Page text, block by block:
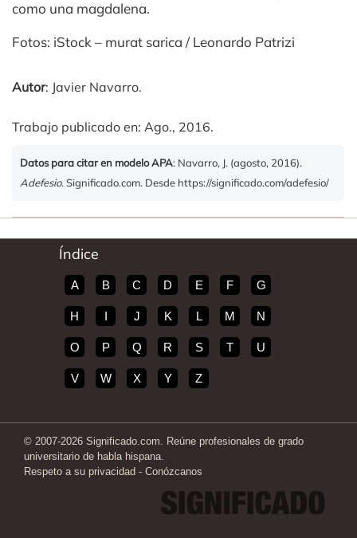
como una magdalena.
Fotos: iStock – murat sarica / Leonardo Patrizi
Autor: Javier Navarro.
Trabajo publicado en: Ago., 2016.
Datos para citar en modelo APA: Navarro, J. (agosto, 2016).
Adefesio. Significado.com. Desde https://significado.com/adefesio/
Índice
A B C D E F G
H J K L M N
O P Q R S T U
V W X Y Z
© 2007-2026 Significado.com. Reúne profesionales de grado
universitario de habla hispana.
Respeto a su privacidad - Conózcanos